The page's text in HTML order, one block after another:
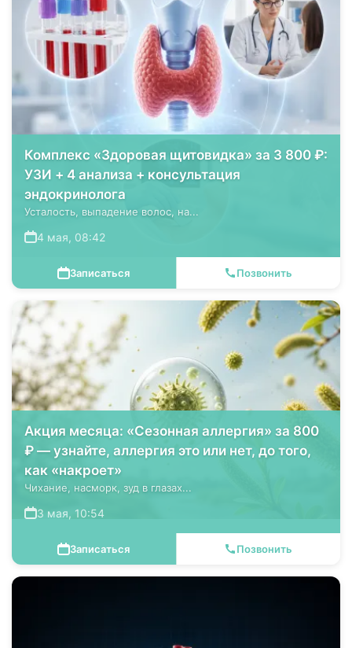
Комплекс «Здоровая щитовидка» за 3 800 ₽:
УЗИ + 4 анализа + консультация
эндокринолога
Усталость, выпадение волос, на...
4 мая, 08:42
Записаться Позвонить
Акция месяца: «Сезонная аллергия» за 800
₽ — узнайте, аллергия это или нет, до того,
как «накроет»
Чихание, насморк, зуд в глазах...
3 мая, 10:54
Записаться Позвонить